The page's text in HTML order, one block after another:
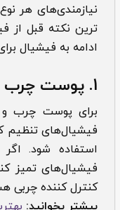
نیازمندی‌های هر
ترین نکته قبل از
ادامه به فیشیال
1. پوست چرب و دارای آکنه
برای پوست چرب و
فیشیال‌های تنظیم
استفاده شود.
فیشیال‌های تمیز
کنترل کننده چربی
بیشتر بخوانید: